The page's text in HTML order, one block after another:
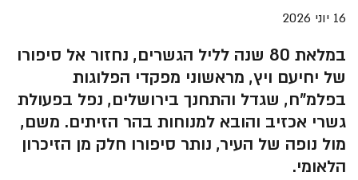
16 יוני 2026
במלאת 80 שנה לליל הגשרים, נחזור אל סיפורו
של יחיעם ויץ, מראשוני מפקדי הפלוגות
בפלמ"ח, שגדל והתחנך בירושלים, נפל בפעולת
גשרי אכזיב והובא למנוחות בהר הזיתים. משם,
מול נופה של העיר, נותר סיפורו חלק מן הזיכרון
הלאומי.